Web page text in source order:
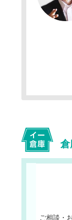
ご相談・